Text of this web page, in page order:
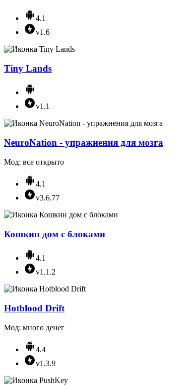
4.1
v1.6
Tiny Lands
v1.1
NeuroNation - упражнения для мозга
Мод: все открыто
4.1
v3.6.77
Кошкин дом с блоками
4.1
v1.1.2
Hotblood Drift
Мод: много денег
4.4
v1.3.9